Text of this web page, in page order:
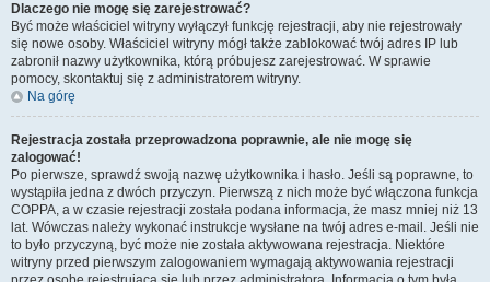
Dlaczego nie mogę się zarejestrować?
Być może właściciel witryny wyłączył funkcję rejestracji, aby nie rejestrowały
się nowe osoby. Właściciel witryny mógł także zablokować twój adres IP lub
zabronił nazwy użytkownika, którą próbujesz zarejestrować. W sprawie
pomocy, skontaktuj się z administratorem witryny.
Na górę
Rejestracja została przeprowadzona poprawnie, ale nie mogę się
zalogować!
Po pierwsze, sprawdź swoją nazwę użytkownika i hasło. Jeśli są poprawne, to
wystąpiła jedna z dwóch przyczyn. Pierwszą z nich może być włączona funkcja
COPPA, a w czasie rejestracji została podana informacja, że masz mniej niż 13
lat. Wówczas należy wykonać instrukcje wysłane na twój adres e-mail. Jeśli nie
to było przyczyną, być może nie została aktywowana rejestracja. Niektóre
witryny przed pierwszym zalogowaniem wymagają aktywowania rejestracji